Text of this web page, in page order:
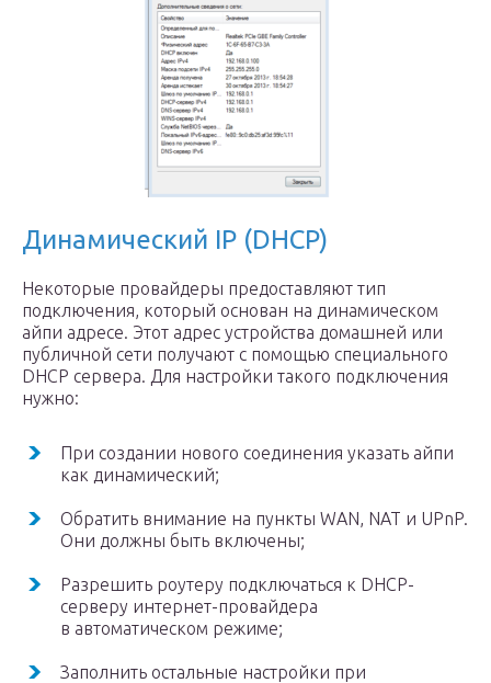
Динамический IP (DHCP)
Некоторые провайдеры предоставляют тип
подключения, который основан на динамическом
айпи адресе. Этот адрес устройства домашней или
публичной сети получают с помощью специального
DHCP сервера. Для настройки такого подключения
нужно:
При создании нового соединения указать айпи
как динамический;
Обратить внимание на пункты WAN, NAT и UPnP.
Они должны быть включены;
Разрешить роутеру подключаться к DHCP-
серверу интернет-провайдера
в автоматическом режиме;
Заполнить остальные настройки при